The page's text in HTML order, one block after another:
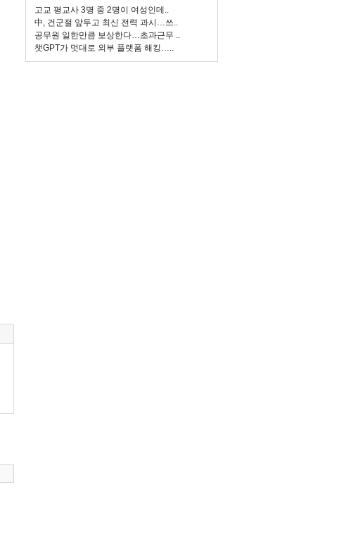
고교 평교사 3명 중 2명이 여성인데..
中, 건군절 앞두고 최신 전력 과시…쓰..
공무원 일한만큼 보상한다…초과근무 ..
챗GPT가 멋대로 외부 플랫폼 해킹…..